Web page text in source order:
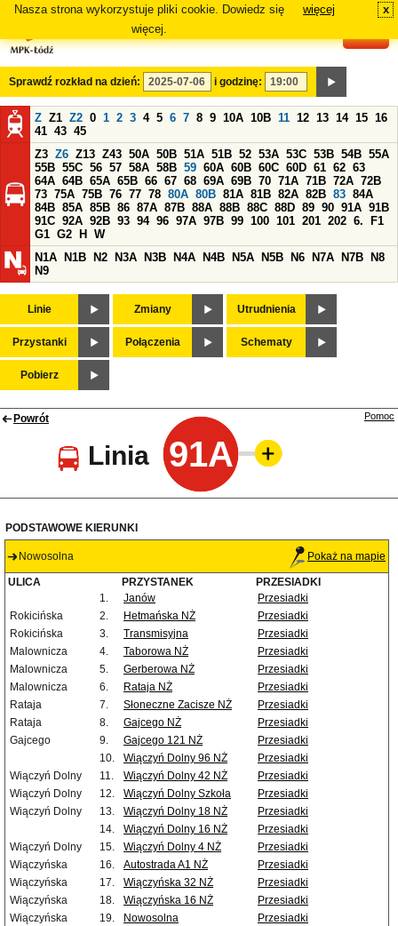
Nasza strona wykorzystuje pliki cookie. Dowiedz się
więcej.
więcej x
Sprawdź rozkład na dzień: i godzinę:
Z Z1 Z2 0 1 2 3 4 5 6 7 8 9 10A 10B 11 12 13 14 15 16
41 43 45
Z3 Z6 Z13 Z43 50A 50B 51A 51B 52 53A 53C 53B 54B 55A
55B 55C 56 57 58A 58B 59 60A 60B 60C 60D 61 62 63
64A 64B 65A 65B 66 67 68 69A 69B 70 71A 71B 72A 72B
73 75A 75B 76 77 78 80A 80B 81A 81B 82A 82B 83 84A
84B 85A 85B 86 87A 87B 88A 88B 88C 88D 89 90 91A 91B
91C 92A 92B 93 94 96 97A 97B 99 100 101 201 202 6.
F1
G1 G2 H
W
N1A
N1B N2 N3A N3B N4A N4B N5A N5B N6 N7A N7B
N8
N9
Linie Zmiany Utrudnienia
Przystanki Połączenia Schematy
Pobierz
Powrót
Linia 91A
Pomoc
PODSTAWOWE KIERUNKI
Nowosolna Pokaż na mapie
ULICA PRZYSTANEK
PRZESIADKI
1.
Janów
Przesiadki
Rokicińska
2. Hetmańska NŻ
Przesiadki
Rokicińska
3. Transmisyjna
Przesiadki
Malownicza
4. Taborowa NŻ
Przesiadki
Malownicza
5. Gerberowa NŻ
Przesiadki
Malownicza
6. Rataja NŻ
Przesiadki
Rataja
7. Słoneczne Zacisze NŻ
Przesiadki
Rataja
8. Gajcego NŻ
Przesiadki
Gajcego
9. Gajcego 121 NŻ
Przesiadki
10.
Wiączyń Dolny 96 NŻ
Przesiadki
Wiączyń Dolny
11. Wiączyń Dolny 42 NŻ
Przesiadki
Wiączyń Dolny
12. Wiączyń Dolny Szkoła
Przesiadki
Wiączyń Dolny
13. Wiączyń Dolny 18 NŻ
Przesiadki
14.
Wiączyń Dolny 16 NŻ
Przesiadki
Wiączyń Dolny
15. Wiączyń Dolny 4 NŻ
Przesiadki
Wiączyńska
16. Autostrada A1 NŻ
Przesiadki
Wiączyńska
17. Wiączyńska 32 NŻ
Przesiadki
Wiączyńska
18. Wiączyńska 16 NŻ
Przesiadki
Wiączyńska
19. Nowosolna
Przesiadki